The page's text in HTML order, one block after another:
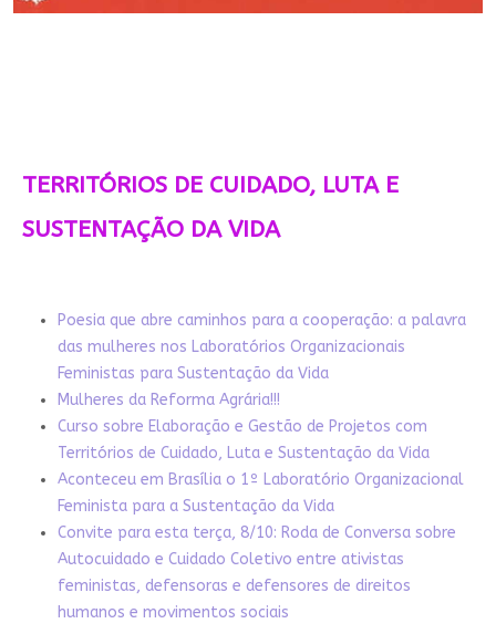
TERRITÓRIOS DE CUIDADO, LUTA E
SUSTENTAÇÃO DA VIDA
Poesia que abre caminhos para a cooperação: a palavra
das mulheres nos Laboratórios Organizacionais
Feministas para Sustentação da Vida
Mulheres da Reforma Agrária!!!
Curso sobre Elaboração e Gestão de Projetos com
Territórios de Cuidado, Luta e Sustentação da Vida
Aconteceu em Brasília o 1º Laboratório Organizacional
Feminista para a Sustentação da Vida
Convite para esta terça, 8/10: Roda de Conversa sobre
Autocuidado e Cuidado Coletivo entre ativistas
feministas, defensoras e defensores de direitos
humanos e movimentos sociais